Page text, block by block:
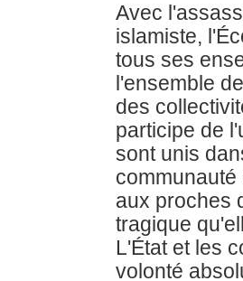
Avec
islamiste,
tous ses
l'ensemble
des
participe de
sont unis
aux proches
tragique
L'État et les
volonté